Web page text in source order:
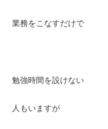
業務をこなすだけで
勉強時間を設けない
人もいますが